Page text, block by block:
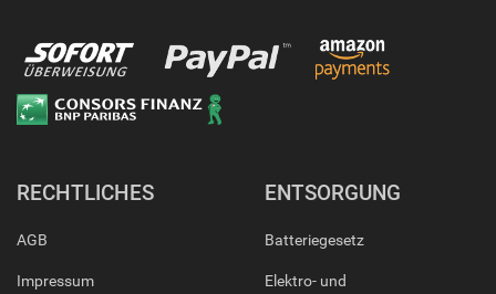
RECHTLICHES
AGB
Impressum
ENTSORGUNG
Batteriegesetz
Elektro- und